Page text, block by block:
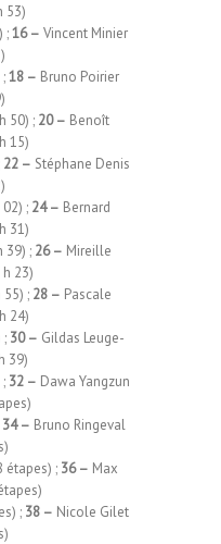
53)
;16 – Vincent Minier
18 – Bruno Poirier
50) ; 20 – Benoît
15)
22 – Stéphane Denis
; 24 – Bernard
31)
39) ; 26 – Mireille
23)
; 28 – Pascale
24)
; 30 – Gildas Leuge-
39)
32 – Dawa Yangzun
34 – Bruno Ringeval
étapes) ; 36 – Max
; 38 – Nicole Gilet